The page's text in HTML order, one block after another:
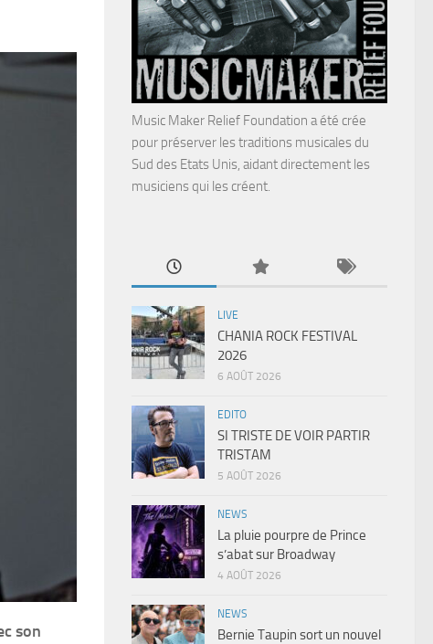
son
Music Maker Relief Foundation a été crée
pour préserver les traditions musicales du
Sud des Etats Unis, aidant directement les
musiciens qui les créent.
LIVE
CHANIA ROCK FESTIVAL
2026
6 AOÛT 2026
EDITO
SI TRISTE DE VOIR PARTIR
TRISTAM
5 AOÛT 2026
NEWS
La pluie pourpre de Prince
s’abat sur Broadway
4 AOÛT 2026
NEWS
Bernie Taupin sort un nouvel